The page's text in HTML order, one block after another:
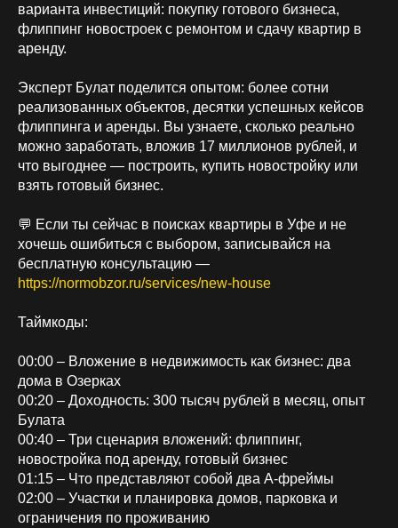
варианта инвестиций: покупку готового бизнеса,
флиппинг новостроек с ремонтом и сдачу квартир в
аренду.
Эксперт Булат поделится опытом: более сотни
реализованных объектов, десятки успешных кейсов
флиппинга и аренды. Вы узнаете, сколько реально
можно заработать, вложив 17 миллионов рублей, и
что выгоднее — построить, купить новостройку или
взять готовый бизнес.
💬 Если ты сейчас в поисках квартиры в Уфе и не
хочешь ошибиться с выбором, записывайся на
бесплатную консультацию —
https://normobzor.ru/services/new-house
Таймкоды:
00:00 – Вложение в недвижимость как бизнес: два
дома в Озерках
00:20 – Доходность: 300 тысяч рублей в месяц, опыт
Булата
00:40 – Три сценария вложений: флиппинг,
новостройка под аренду, готовый бизнес
01:15 – Что представляют собой два А-фреймы
02:00 – Участки и планировка домов, парковка и
ограничения по проживанию